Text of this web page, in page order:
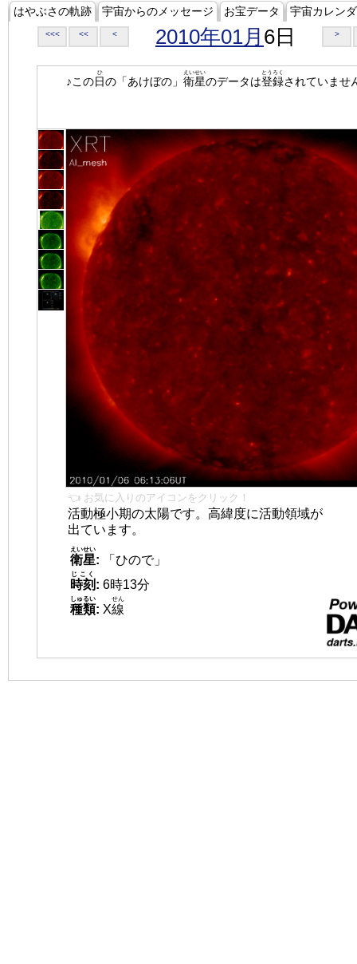
はやぶさの軌跡 宇宙からのメッセージ お宝データ 宇宙カレン
<<< << < 2010年01月 6日 >
♪この日
ひ
の「あけぼの」 衛星
えいせい
のデータは登録
とうろく
されていませ
👈 お気に入りのアイコンをクリック！
活動極小期の太陽です。高緯度に活動領域が
出ています。
衛星
えいせい
:
「ひので」
時刻
じこく
: 6時13分
種類
しゅるい
: X線
せん